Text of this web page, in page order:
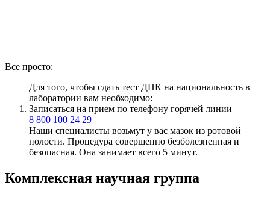
Все просто:
Для того, чтобы сдать тест ДНК на национальность в
лаборатории вам необходимо:
Записаться на прием по телефону горячей линии
8 800 100 24 29
Наши специалисты возьмут у вас мазок из ротовой
полости. Процедура совершенно безболезненная и
безопасная. Она занимает всего 5 минут.
Комплексная научная группа